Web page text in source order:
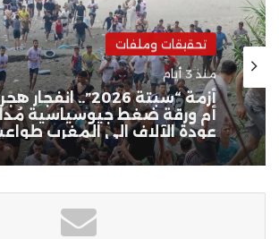
منوعات
منذ 3 أيام
المقاربة المصرية في البحر
تفاصيل تحفظ القاهرة على
البحري” السعودي!!